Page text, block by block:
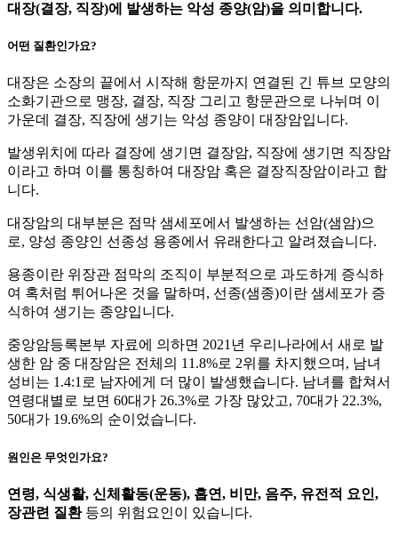
대장(결장, 직장)에 발생하는 악성 종양(암)을 의미합니다.
어떤 질환인가요?
대장은 소장의 끝에서 시작해 항문까지 연결된 긴 튜브 모양의
소화기관으로 맹장, 결장, 직장 그리고 항문관으로 나뉘며 이
가운데 결장, 직장에 생기는 악성 종양이 대장암입니다.
발생위치에 따라 결장에 생기면 결장암, 직장에 생기면 직장암
이라고 하며 이를 통칭하여 대장암 혹은 결장직장암이라고 합
니다.
대장암의 대부분은 점막 샘세포에서 발생하는 선암(샘암)으
로, 양성 종양인 선종성 용종에서 유래한다고 알려졌습니다.
용종이란 위장관 점막의 조직이 부분적으로 과도하게 증식하
여 혹처럼 튀어나온 것을 말하며, 선종(샘종)이란 샘세포가 증
식하여 생기는 종양입니다.
중앙암등록본부 자료에 의하면 2021년 우리나라에서 새로 발
생한 암 중 대장암은 전체의 11.8%로 2위를 차지했으며, 남녀
성비는 1.4:1로 남자에게 더 많이 발생했습니다. 남녀를 합쳐서
연령대별로 보면 60대가 26.3%로 가장 많았고, 70대가 22.3%,
50대가 19.6%의 순이었습니다.
원인은 무엇인가요?
연령, 식생활, 신체활동(운동), 흡연, 비만, 음주, 유전적 요인,
장관련 질환 등의 위험요인이 있습니다.